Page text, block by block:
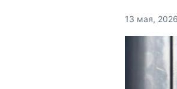
13 мая,